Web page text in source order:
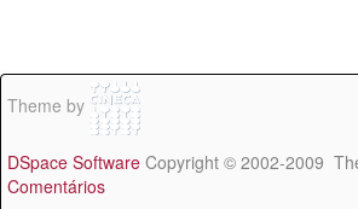
Theme by
DSpace Software Copyright © 2002-2009
Comentários